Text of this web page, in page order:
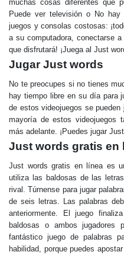
muchas cosas diferentes que
Puede ver televisión o No
juegos y consolas costosas:
a su computadora, conectarse
que disfrutará! ¡Juega al Just
Jugar Just words
No te preocupes si no tienes
hay tiempo libre en su día para
de estos videojuegos se
mayoría de estos videojuegos
más adelante. ¡Puedes jugar
Just words gratis en
Just words gratis en línea es
utiliza las baldosas de las
rival. Túrnense para jugar
de seis letras. Las palabras
anteriormente. El juego
baldosas o ambos
fantástico juego de palabras
habilidad, porque puedes